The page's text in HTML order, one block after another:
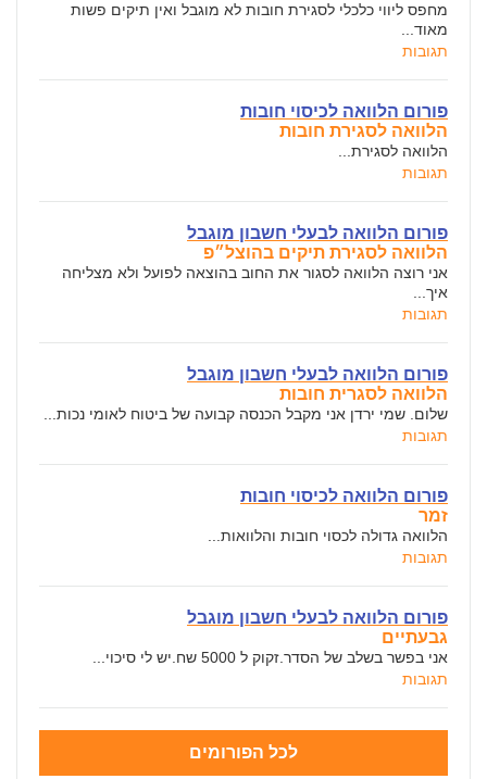
מחפס ליווי כלכלי לסגירת חובות לא מוגבל ואין תיקים פשות
מאוד...
תגובות
פורום הלוואה לכיסוי חובות
הלוואה לסגירת חובות
הלוואה לסגירת...
תגובות
פורום הלוואה לבעלי חשבון מוגבל
הלוואה לסגירת תיקים בהוצל״פ
אני רוצה הלוואה לסגור את החוב בהוצאה לפועל ולא מצליחה
איך...
תגובות
פורום הלוואה לבעלי חשבון מוגבל
הלוואה לסגרית חובות
שלום. שמי ירדן אני מקבל הכנסה קבועה של ביטוח לאומי נכות...
תגובות
פורום הלוואה לכיסוי חובות
זמר
הלוואה גדולה לכסוי חובות והלוואות...
תגובות
פורום הלוואה לבעלי חשבון מוגבל
גבעתיים
אני בפשר בשלב של הסדר.זקוק ל 5000 שח.יש לי סיכוי...
תגובות
לכל הפורומים